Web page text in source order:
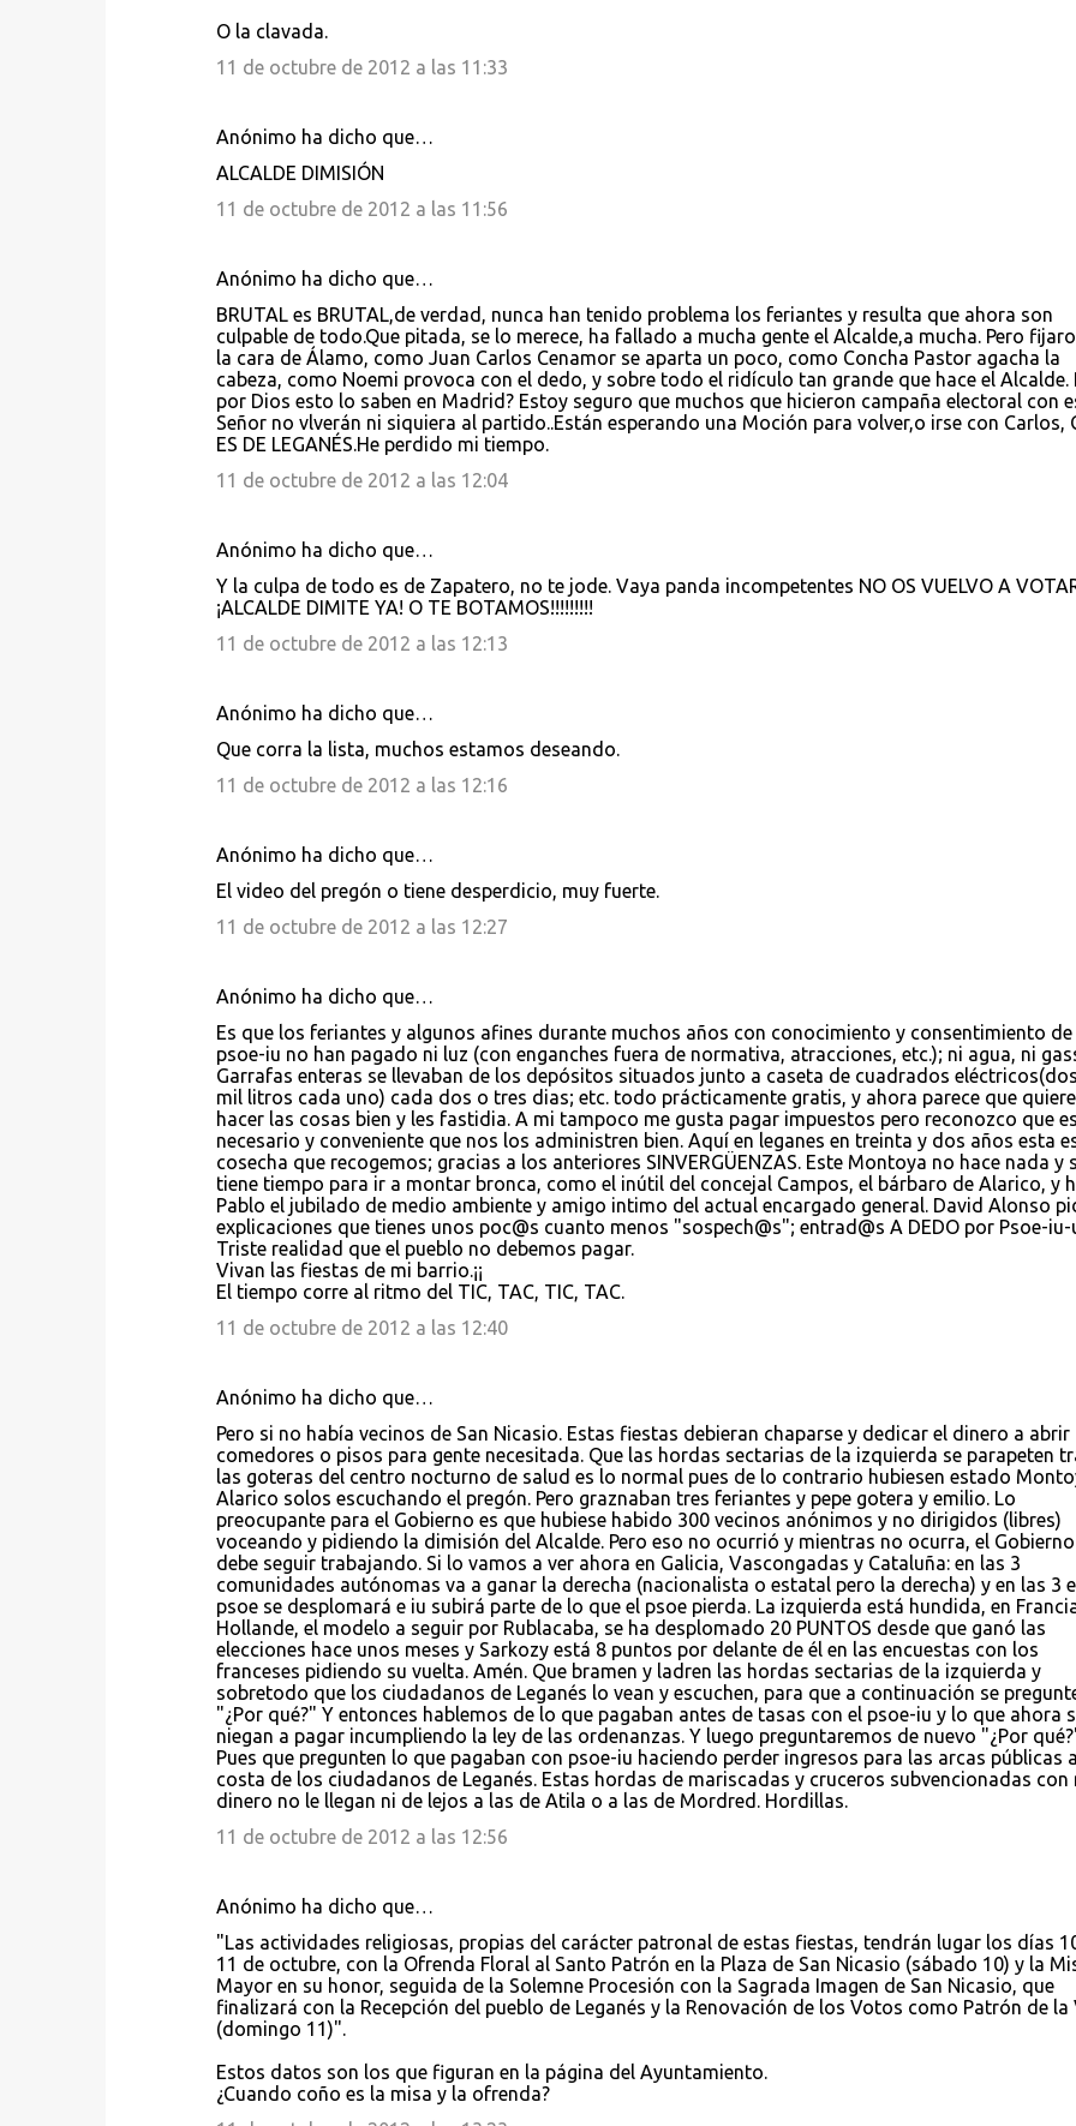
O la clavada.
11 de octubre de 2012 a las 11:33
Anónimo ha dicho que…
ALCALDE DIMISIÓN
11 de octubre de 2012 a las 11:56
Anónimo ha dicho que…
BRUTAL es BRUTAL,de verdad, nunca han tenido problema los feriantes y resulta que ahora son
culpable de todo.Que pitada, se lo merece, ha fallado a mucha gente el Alcalde,a mucha. Pero
la cara de Álamo, como Juan Carlos Cenamor se aparta un poco, como Concha Pastor agacha la
cabeza, como Noemi provoca con el dedo, y sobre todo el ridículo tan grande que hace el Alcalde.
por Dios esto lo saben en Madrid? Estoy seguro que muchos que hicieron campaña electoral con
Señor no vlverán ni siquiera al partido..Están esperando una Moción para volver,o irse con Carlos,
ES DE LEGANÉS.He perdido mi tiempo.
11 de octubre de 2012 a las 12:04
Anónimo ha dicho que…
Y la culpa de todo es de Zapatero, no te jode. Vaya panda incompetentes NO OS VUELVO A
¡ALCALDE DIMITE YA! O TE BOTAMOS!!!!!!!!!
11 de octubre de 2012 a las 12:13
Anónimo ha dicho que…
Que corra la lista, muchos estamos deseando.
11 de octubre de 2012 a las 12:16
Anónimo ha dicho que…
El video del pregón o tiene desperdicio, muy fuerte.
11 de octubre de 2012 a las 12:27
Anónimo ha dicho que…
Es que los feriantes y algunos afines durante muchos años con conocimiento y consentimiento de
psoe-iu no han pagado ni luz (con enganches fuera de normativa, atracciones, etc.); ni agua, ni
Garrafas enteras se llevaban de los depósitos situados junto a caseta de cuadrados
mil litros cada uno) cada dos o tres dias; etc. todo prácticamente gratis, y ahora parece que
hacer las cosas bien y les fastidia. A mi tampoco me gusta pagar impuestos pero reconozco que
necesario y conveniente que nos los administren bien. Aquí en leganes en treinta y dos años esta
cosecha que recogemos; gracias a los anteriores SINVERGÜENZAS. Este Montoya no hace nada y
tiene tiempo para ir a montar bronca, como el inútil del concejal Campos, el bárbaro de Alarico, y
Pablo el jubilado de medio ambiente y amigo intimo del actual encargado general. David Alonso
explicaciones que tienes unos poc@s cuanto menos "sospech@s"; entrad@s A DEDO por Psoe-iu-
Triste realidad que el pueblo no debemos pagar.
Vivan las fiestas de mi barrio.¡¡
El tiempo corre al ritmo del TIC, TAC, TIC, TAC.
11 de octubre de 2012 a las 12:40
Anónimo ha dicho que…
Pero si no había vecinos de San Nicasio. Estas fiestas debieran chaparse y dedicar el dinero a abrir
comedores o pisos para gente necesitada. Que las hordas sectarias de la izquierda se parapeten
las goteras del centro nocturno de salud es lo normal pues de lo contrario hubiesen estado
Alarico solos escuchando el pregón. Pero graznaban tres feriantes y pepe gotera y emilio. Lo
preocupante para el Gobierno es que hubiese habido 300 vecinos anónimos y no dirigidos (libres)
voceando y pidiendo la dimisión del Alcalde. Pero eso no ocurrió y mientras no ocurra, el Gobierno
debe seguir trabajando. Si lo vamos a ver ahora en Galicia, Vascongadas y Cataluña: en las 3
comunidades autónomas va a ganar la derecha (nacionalista o estatal pero la derecha) y en las 3
psoe se desplomará e iu subirá parte de lo que el psoe pierda. La izquierda está hundida, en
Hollande, el modelo a seguir por Rublacaba, se ha desplomado 20 PUNTOS desde que ganó las
elecciones hace unos meses y Sarkozy está 8 puntos por delante de él en las encuestas con los
franceses pidiendo su vuelta. Amén. Que bramen y ladren las hordas sectarias de la izquierda y
sobretodo que los ciudadanos de Leganés lo vean y escuchen, para que a continuación se
"¿Por qué?" Y entonces hablemos de lo que pagaban antes de tasas con el psoe-iu y lo que ahora
niegan a pagar incumpliendo la ley de las ordenanzas. Y luego preguntaremos de nuevo "¿Por
Pues que pregunten lo que pagaban con psoe-iu haciendo perder ingresos para las arcas públicas
costa de los ciudadanos de Leganés. Estas hordas de mariscadas y cruceros subvencionadas con
dinero no le llegan ni de lejos a las de Atila o a las de Mordred. Hordillas.
11 de octubre de 2012 a las 12:56
Anónimo ha dicho que…
"Las actividades religiosas, propias del carácter patronal de estas fiestas, tendrán lugar los días
11 de octubre, con la Ofrenda Floral al Santo Patrón en la Plaza de San Nicasio (sábado 10) y la
Mayor en su honor, seguida de la Solemne Procesión con la Sagrada Imagen de San Nicasio, que
finalizará con la Recepción del pueblo de Leganés y la Renovación de los Votos como Patrón de la
(domingo 11)".
Estos datos son los que figuran en la página del Ayuntamiento.
¿Cuando coño es la misa y la ofrenda?